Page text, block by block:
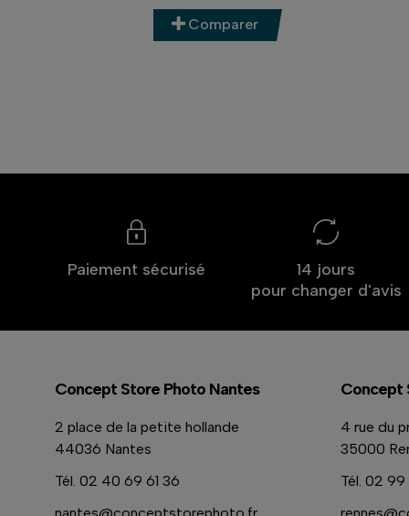
Comparer
Paiement sécurisé
14 jours
pour changer d'avis
Concept Store Photo Nantes
2 place de la petite hollande
44036 Nantes
Tél. 02 40 69 61 36
nantes@conceptstorephoto.fr
Concept
4 rue du
35000
Tél. 02 99